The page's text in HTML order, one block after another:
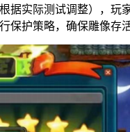
据实际测试调整），
保护策略，确保雕像存